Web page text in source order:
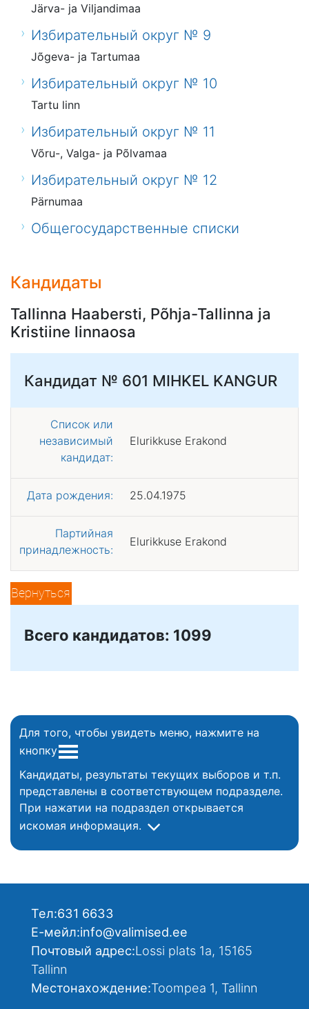
Järva- ja Viljandimaa
Избирательный округ № 9
Jõgeva- ja Tartumaa
Избирательный округ № 10
Tartu linn
Избирательный округ № 11
Võru-, Valga- ja Põlvamaa
Избирательный округ № 12
Pärnumaa
Общегосударственные списки
Кандидаты
Tallinna Haabersti, Põhja-Tallinna ja
Kristiine linnaosa
Кандидат № 601 MIHKEL KANGUR
Список или
независимый
кандидат:
Elurikkuse Erakond
Дата рождения: 25.04.1975
Партийная
принадлежность:
Elurikkuse Erakond
Вернуться
Всего кандидатов: 1099
Для того, чтобы увидеть меню, нажмите на
кнопку
Кандидаты, результаты текущих выборов и т.п.
представлены в соответствующем подразделе.
При нажатии на подраздел открывается
искомая информация.
Тел:631 6633
Е-мейл:info@valimised.ee
Почтовый адрес:Lossi plats 1a, 15165
Tallinn
Местонахождение:Toompea 1, Tallinn